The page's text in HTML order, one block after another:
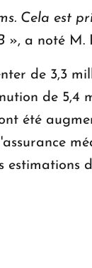
Cela est
», a noté M.
de 3,3
de 5,4
été
estimations